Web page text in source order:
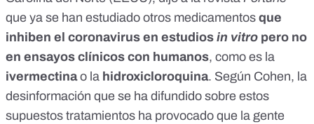
que ya se han estudiado otros medicamentos que
inhiben el coronavirus en estudios in vitro pero no
en ensayos clínicos con humanos, como es la
ivermectinao la hidroxicloroquina. Según Cohen, la
desinformación que se ha difundido sobre estos
supuestos tratamientos ha provocado que la gente